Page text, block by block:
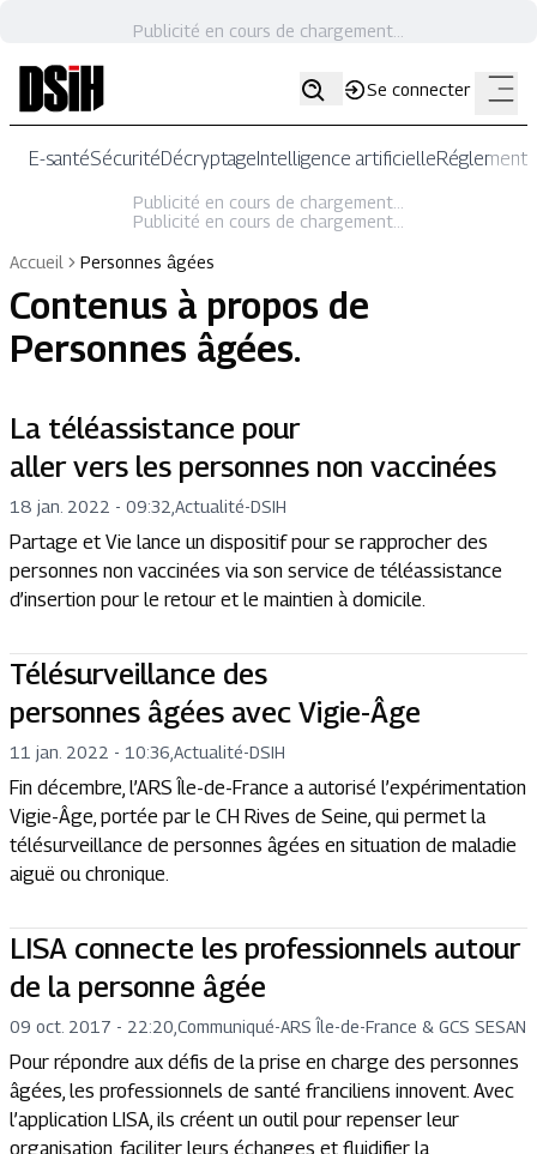
Publicité en cours de chargement...
Se connecter
E-santéSécuritéDécryptageIntelligence artificielle
Publicité en cours de chargement...
Publicité en cours de chargement...
Accueil
Personnes âgées
Contenus à propos de
Personnes âgées.
La téléassistance pour
aller vers les personnes non vaccinées
18 jan. 2022 - 09:32 Actualité-DSIH
Partage et Vie lance un dispositif pour se rapprocher des
personnes non vaccinées via son service de téléassistance
d’insertion pour le retour et le maintien à domicile.
Télésurveillance des
personnes âgées avec Vigie-Âge
11 jan. 2022 - 10:36 Actualité-DSIH
Fin décembre, l’ARS Île-de-France a autorisé l’expérimentation
Vigie-Âge, portée par le CH Rives de Seine, qui permet la
télésurveillance de personnes âgées en situation de maladie
aiguë ou chronique.
LISA connecte les professionnels autour
de la personne âgée
09 oct. 2017 - 22:20 Communiqué-ARS Île-de-France & GCS SESAN
Pour répondre aux défis de la prise en charge des personnes
âgées, les professionnels de santé franciliens innovent. Avec
l’application LISA, ils créent un outil pour repenser leur
organisation, faciliter leurs échanges et fluidifier la